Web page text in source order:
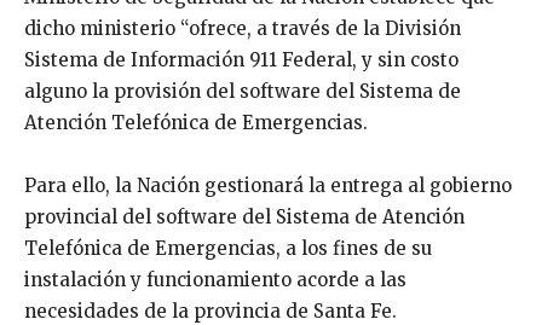
dicho ministerio “ofrece, a través de la División
Sistema de Información 911 Federal, y sin costo
alguno la provisión del software del Sistema de
Atención Telefónica de Emergencias.
Para ello, la Nación gestionará la entrega al gobierno
provincial del software del Sistema de Atención
Telefónica de Emergencias, a los fines de su
instalación y funcionamiento acorde a las
necesidades de la provincia de Santa Fe.